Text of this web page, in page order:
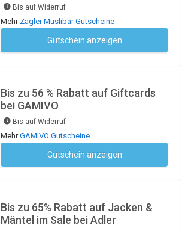
Bis auf Widerruf
Mehr Zagler Müslibär Gutscheine
Gutschein anzeigen
Bis zu 56 % Rabatt auf Giftcards
bei GAMIVO
Bis auf Widerruf
MehrGAMIVO Gutscheine
Gutschein anzeigen
Bis zu 65% Rabatt auf Jacken &
Mäntel im Sale bei Adler